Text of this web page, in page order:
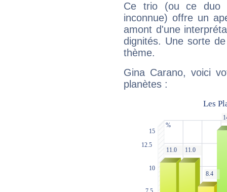
Ce trio (ou ce duo
inconnue) offre un
amont d'une
dignités. Une sorte
thème.
Gina Carano, voici
planètes :